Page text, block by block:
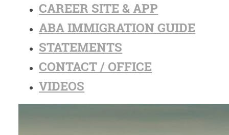
CAREER SITE & APP
ABA IMMIGRATION GUIDE
STATEMENTS
CONTACT / OFFICE
VIDEOS